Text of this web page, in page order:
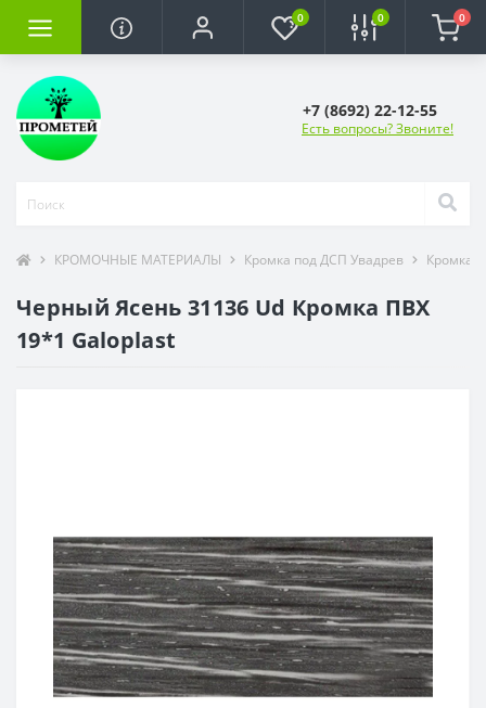
0 0 0
+7 (8692) 22-12-55
Есть вопросы? Звоните!
КРОМОЧНЫЕ МАТЕРИАЛЫ Кромка под ДСП Увадрев Кромка
Черный Ясень 31136 Ud Кромка ПВХ
19*1 Galoplast